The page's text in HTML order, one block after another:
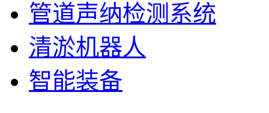
管道声纳检测系统
清淤机器人
智能装备